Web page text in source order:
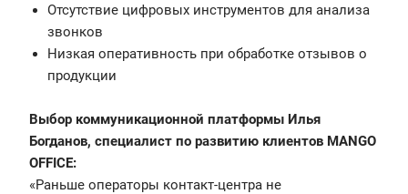
Отсутствие цифровых инструментов для анализа
звонков
Низкая оперативность при обработке отзывов о
продукции
Выбор коммуникационной платформы Илья
Богданов, специалист по развитию клиентов MANGO
OFFICE:
«Раньше операторы контакт-центра не